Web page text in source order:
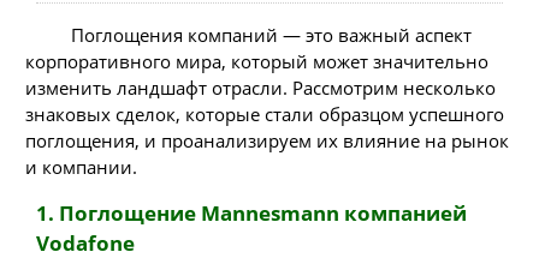
Поглощения компаний — это важный аспект
корпоративного мира, который может значительно
изменить ландшафт отрасли. Рассмотрим несколько
знаковых сделок, которые стали образцом успешного
поглощения, и проанализируем их влияние на рынок
и компании.
1. Поглощение Mannesmann компанией
Vodafone